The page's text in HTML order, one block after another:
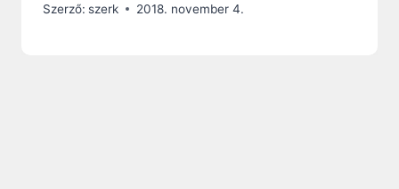
Szerző: szerk 2018. november 4.